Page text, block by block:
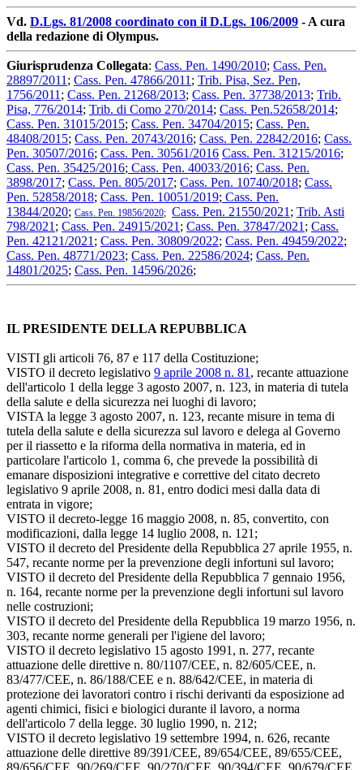
Vd. D.Lgs. 81/2008 coordinato con il D.Lgs. 106/2009 - A cura
della redazione di Olympus.
Giurisprudenza Collegata: Cass. Pen. 1490/2010; Cass. Pen.
28897/2011 ; Cass. Pen. 47866/2011 ; Trib. Pisa, Sez. Pen,
1756/2011 ; Cass. Pen. 21268/2013; Cass. Pen. 37738/2013; Trib.
Pisa, 776/2014; Trib. di Como 270/2014; Cass. Pen.52658/2014;
Cass. Pen. 31015/2015; Cass. Pen. 34704/2015; Cass. Pen.
48408/2015; Cass. Pen. 20743/2016; Cass. Pen. 22842/2016; Cass.
Pen. 30507/2016; Cass. Pen. 30561/2016 Cass. Pen. 31215/2016;
Cass. Pen. 35425/2016; Cass. Pen. 40033/2016; Cass. Pen.
3898/2017; Cass. Pen. 805/2017; Cass. Pen. 10740/2018; Cass.
Pen. 52858/2018; Cass. Pen. 10051/2019; Cass. Pen.
13844/2020; Cass. Pen. 19856/2020; Cass. Pen. 21550/2021 ; Trib. Asti
798/2021 ; Cass. Pen. 24915/2021 ; Cass. Pen. 37847/2021 ; Cass.
Pen. 42121/2021 ; Cass. Pen. 30809/2022; Cass. Pen. 49459/2022;
Cass. Pen. 48771/2023; Cass. Pen. 22586/2024; Cass. Pen.
14801/2025; Cass. Pen. 14596/2026;
IL PRESIDENTE DELLA REPUBBLICA
VISTI gli articoli 76, 87 e 117 della Costituzione;
VISTO il decreto legislativo 9 aprile 2008 n. 81 , recante attuazione
dell'articolo 1 della legge 3 agosto 2007, n. 123, in materia di tutela
della salute e della sicurezza nei luoghi di lavoro;
VISTA la legge 3 agosto 2007, n. 123, recante misure in tema di
tutela della salute e della sicurezza sul lavoro e delega al Governo
per il riassetto e la riforma della normativa in materia, ed in
particolare l'articolo 1, comma 6, che prevede la possibilità di
emanare disposizioni integrative e correttive del citato decreto
legislativo 9 aprile 2008, n. 81, entro dodici mesi dalla data di
entrata in vigore;
VISTO il decreto-legge 16 maggio 2008, n. 85, convertito, con
modificazioni, dalla legge 14 luglio 2008, n. 121;
VISTO il decreto del Presidente della Repubblica 27 aprile 1955, n.
547, recante norme per la prevenzione degli infortuni sul lavoro;
VISTO il decreto del Presidente della Repubblica 7 gennaio 1956,
n. 164, recante norme per la prevenzione degli infortuni sul lavoro
nelle costruzioni;
VISTO il decreto del Presidente della Repubblica 19 marzo 1956, n.
303, recante norme generali per l'igiene del lavoro;
VISTO il decreto legislativo 15 agosto 1991, n. 277, recante
attuazione delle direttive n. 80/1107/CEE, n. 82/605/CEE, n.
83/477/CEE, n. 86/188/CEE e n. 88/642/CEE, in materia di
protezione dei lavoratori contro i rischi derivanti da esposizione ad
agenti chimici, fisici e biologici durante il lavoro, a norma
dell'articolo 7 della legge. 30 luglio 1990, n. 212;
VISTO il decreto legislativo 19 settembre 1994, n. 626, recante
attuazione delle direttive 89/391/CEE, 89/654/CEE, 89/655/CEE,
89/656/CEE, 90/269/CEE, 90/270/CEE, 90/394/CEE, 90/679/CEE,